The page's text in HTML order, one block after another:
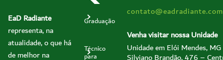
EaD Radiante
representa, na
atualidade, o que há
de melhor na
Graduação
Técnico
para
Venha visitar nossa Unidade
Unidade em Elói Mendes, MG